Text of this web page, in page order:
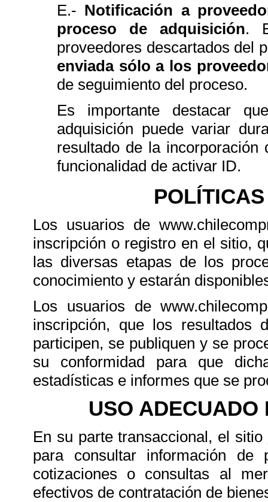
E.- Notificación a
proceso de adquisición.
proveedores descartados del
enviada sólo a los
de seguimiento del proceso.
Es importante destacar
adquisición puede variar
resultado de la
funcionalidad de activar ID.
Los usuarios de
inscripción o registro en el sitio,
las diversas etapas de los
conocimiento y estarán
Los usuarios de
inscripción, que los resultados
participen, se publiquen y se
su conformidad para que
estadísticas e informes que se
USO
En su parte transaccional, el sitio
para consultar información
cotizaciones o consultas al
efectivos de contratación de